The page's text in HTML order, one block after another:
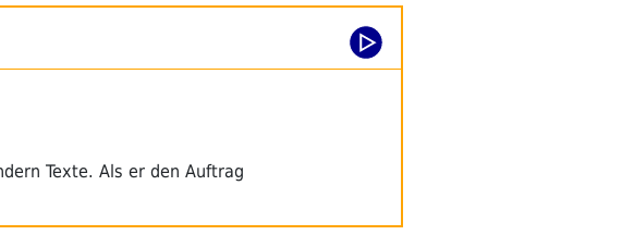
Texte. Als er den Auftrag